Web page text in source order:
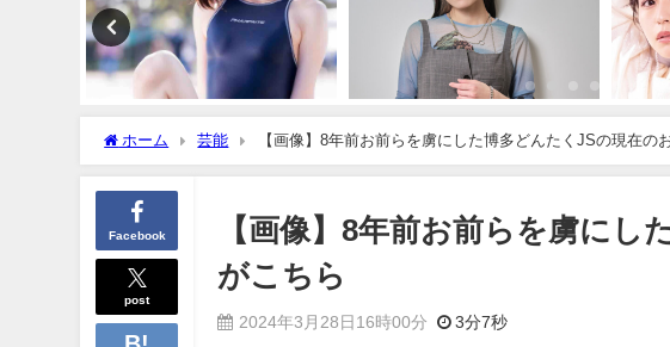
ホーム 芸能 【画像】8年前お前らを虜にした博多どんたくJSの現在の
Facebook
post
【画像】8年前お前らを虜にし
がこちら
2024年3月28日16時00分 3分7秒